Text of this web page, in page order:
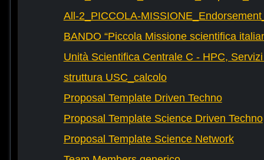
All-2_PICCOLA-
BANDO “Piccola Missione scientifica
Unità Scientifica Centrale C - HPC,
struttura USC_calcolo
Proposal Template Driven Techno
Proposal Template Science Driven Techno
Proposal Template Science Network